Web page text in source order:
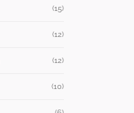
(15)
(12)
(12)
(10)